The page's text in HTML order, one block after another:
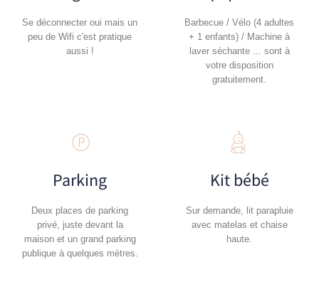
Se déconnecter oui mais un
peu de Wifi c'est pratique
aussi !
Barbecue / Vélo (4 adultes
+ 1 enfants) / Machine à
laver séchante ... sont à
votre disposition
gratuitement.
Parking
Deux places de parking
privé, juste devant la
maison et un grand parking
publique à quelques mètres.
Kit bébé
Sur demande, lit parapluie
avec matelas et chaise
haute.